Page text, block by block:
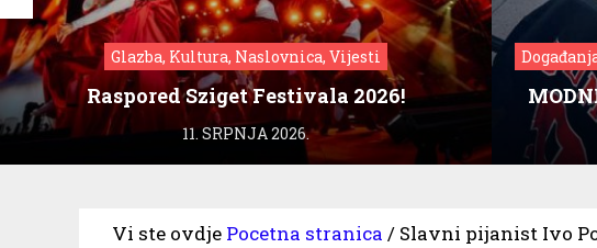
Glazba, Kultura, Naslovnica, Vijesti
Raspored Sziget Festivala 2026!
11. SRPNJA 2026.
Vi ste ovdje Pocetna stranica / Slavni pijanist Ivo